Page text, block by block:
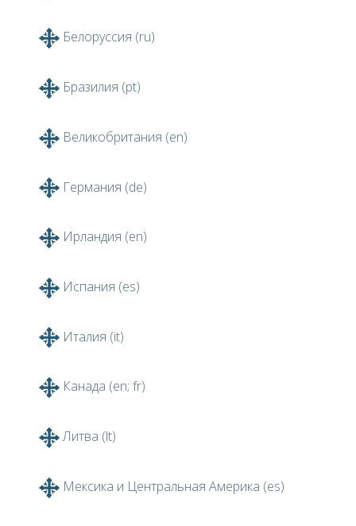
Белоруссия (ru)
Бразилия (pt)
Великобритания (en)
Германия (de)
Ирландия (en)
Испания (es)
Италия (it)
Канада (en; fr)
Литва (lt)
Мексика и Центральная Америка (es)